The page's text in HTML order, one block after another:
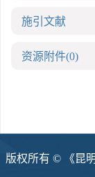
施引文献
资源附件(0)
版权所有 © 《昆